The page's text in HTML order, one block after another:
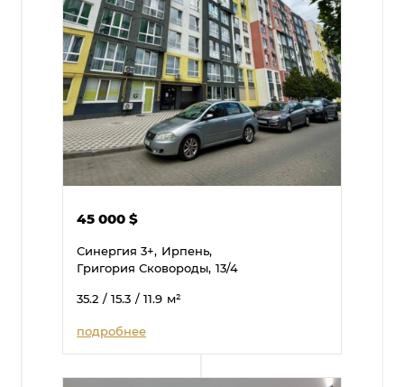
45 000$
Синергия 3+, Ирпень,
Григория Сковороды, 13/4
35.2 / 15.3 / 11.9 м²
подробнее